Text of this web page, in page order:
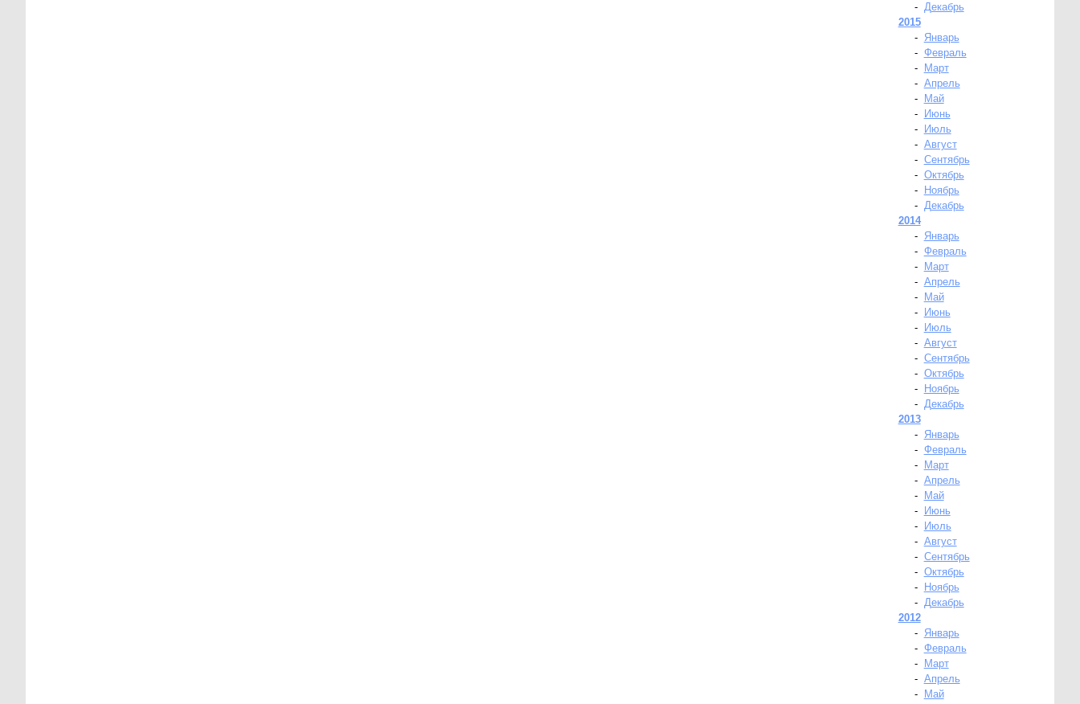
- Декабрь
2015
-
Январь
- Февраль
-
Март
- Апрель
-
Май
-
Июнь
-
Июль
- Август
- Сентябрь
- Октябрь
-
Ноябрь
- Декабрь
2014
-
Январь
- Февраль
-
Март
- Апрель
-
Май
-
Июнь
-
Июль
- Август
- Сентябрь
- Октябрь
-
Ноябрь
- Декабрь
2013
-
Январь
- Февраль
-
Март
- Апрель
-
Май
-
Июнь
-
Июль
- Август
- Сентябрь
- Октябрь
-
Ноябрь
- Декабрь
2012
-
Январь
- Февраль
-
Март
- Апрель
-
Май